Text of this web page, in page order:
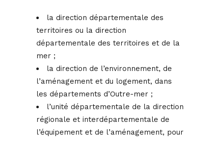
la direction départementale des
territoires ou la direction
départementale des territoires et de la
mer ;
la direction de l’environnement, de
l’aménagement et du logement, dans
les départements d’Outre-mer ;
l’unité départementale de la direction
régionale et interdépartementale de
l’équipement et de l’aménagement, pour